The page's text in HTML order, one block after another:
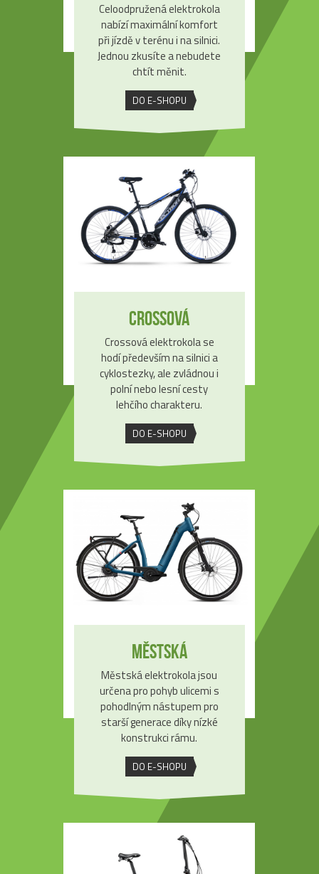
Celoodpružená elektrokola
nabízí maximální komfort
při jízdě v terénu i na silnici.
Jednou zkusíte a nebudete
chtít měnit.
DO E-SHOPU
Crossová
Crossová elektrokola se
hodí především na silnici a
cyklostezky, ale zvládnou i
polní nebo lesní cesty
lehčího charakteru.
DO E-SHOPU
Městská
Městská elektrokola jsou
určena pro pohyb ulicemi s
pohodlným nástupem pro
starší generace díky nízké
konstrukci rámu.
DO E-SHOPU